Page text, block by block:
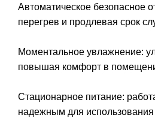
Автоматическое безопасное
перегрев и продлевая срок
Моментальное увлажнение:
повышая комфорт в
Стационарное питание:
надежным для